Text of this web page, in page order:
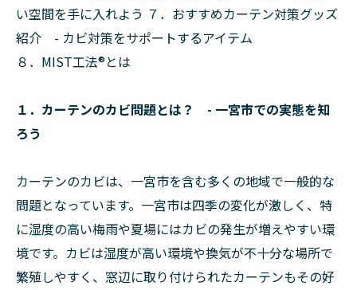
い空間を手に入れよう ７．おすすめカーテン対策グッズ
紹介 - カビ対策をサポートするアイテム
８．MIST工法®︎とは
１．カーテンのカビ問題とは？ - 一宮市での実態を知
ろう
カーテンのカビは、一宮市を含む多くの地域で一般的な
問題となっています。一宮市は四季の変化が激しく、特
に湿度の高い梅雨や夏場にはカビの発生が増えやすい環
境です。カビは湿度が高い環境や換気が不十分な場所で
繁殖しやすく、窓辺に取り付けられたカーテンもその好